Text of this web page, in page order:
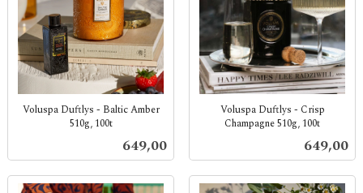
Voluspa Duftlys - Baltic Amber
510g, 100t
Pris
649,00
Voluspa Duftlys - Crisp
Champagne 510g, 100t
Pris
649,00